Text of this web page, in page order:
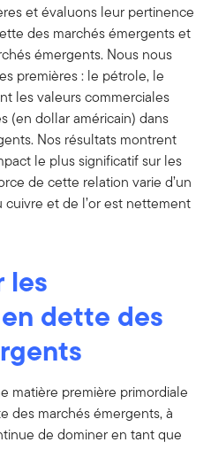
et évaluons leur pertinence
des marchés émergents et
émergents. Nous nous
premières : le pétrole, le
les valeurs commerciales
(en dollar américain) dans
Nos résultats montrent
le plus significatif sur les
de cette relation varie d’un
cuivre et de l’or est nettement
les
dette des
matière première primordiale
des marchés émergents, à
de dominer en tant que